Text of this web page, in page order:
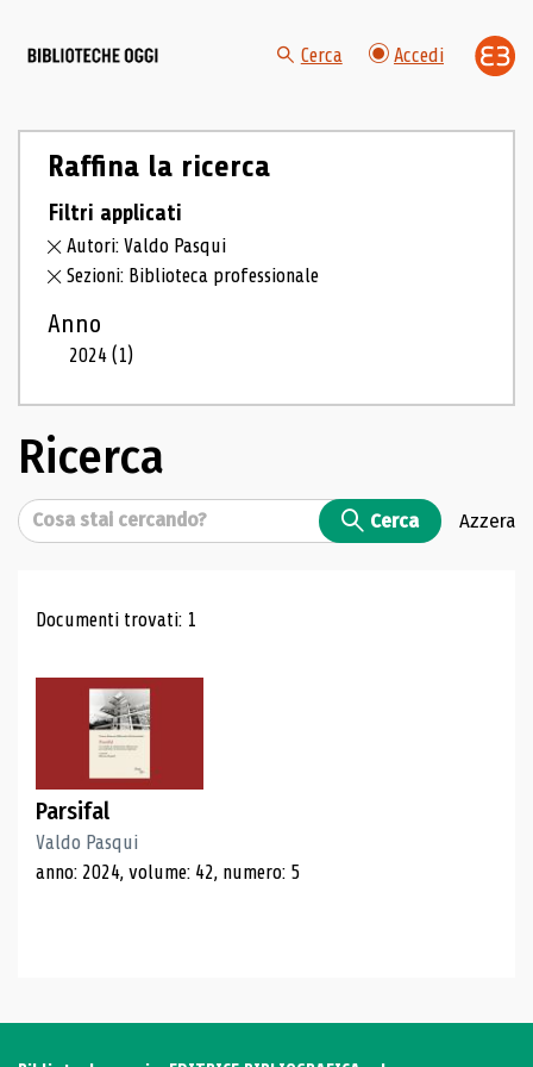
Cerca Accedi
Raffina la ricerca
Filtri applicati
Autori: Valdo Pasqui
Sezioni: Biblioteca professionale
Anno
2024(1)
Ricerca
Cerca Cerca Azzera
Risultati di ricerca
Documenti trovati: 1
Parsifal
Valdo Pasqui
anno: 2024, volume: 42, numero: 5